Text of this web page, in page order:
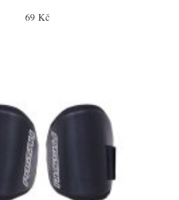
69 Kč